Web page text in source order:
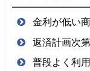
金利が低い
返済計画次
普段よく利